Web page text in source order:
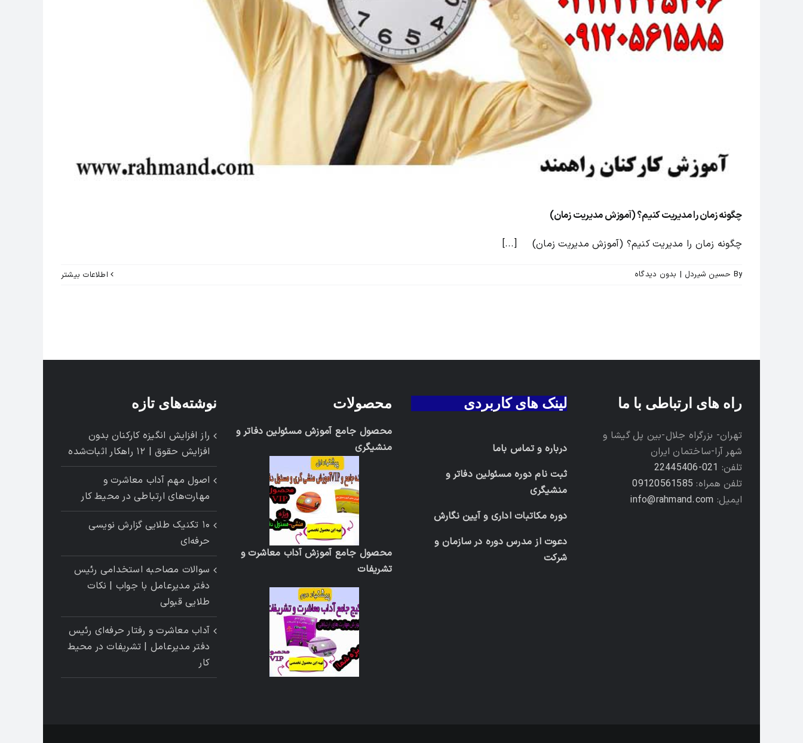
چگونه زمان را مدیریت کنیم؟ (آموزش مدیریت زمان)
چگونه زمان را مدیریت کنیم؟ (آموزش مدیریت زمان) [...]
By حسین شیردل | بدون ديدگاه اطلاعات بیشتر
راه های ارتباطی با ما
تهران- بزرگراه جلال-بین پل گیشا و
شهر آرا-ساختمان ایران
تلفن: 021-22445406
تلفن همراه: 09120561585
ایمیل: info@rahmand.com
لینک های کاربردی
درباره و تماس باما
ثبت نام دوره مسئولین دفاتر و
منشیگری
دوره مکاتبات اداری و آیین نگارش
دعوت از مدرس دوره در سازمان و
شرکت
محصولات
محصول جامع آموزش مسئولین دفاتر و
منشیگری
محصول جامع آموزش آداب معاشرت و
تشریفات
نوشته‌های تازه
راز افزایش انگیزه کارکنان بدون
افزایش حقوق | ۱۲ راهکار اثبات‌شده
اصول مهم آداب معاشرت و
مهارت‌های ارتباطی در محیط کار
۱۰ تکنیک طلایی گزارش ‌نویسی
حرفه‌ای
سوالات مصاحبه استخدامی رئیس
دفتر مدیرعامل با جواب | نکات
طلایی قبولی
آداب معاشرت و رفتار حرفه‌ای رئیس
دفتر مدیرعامل | تشریفات در محیط
کار